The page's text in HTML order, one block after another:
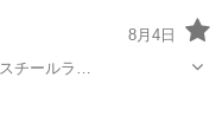
8月4日
60x148cm スチールラ…